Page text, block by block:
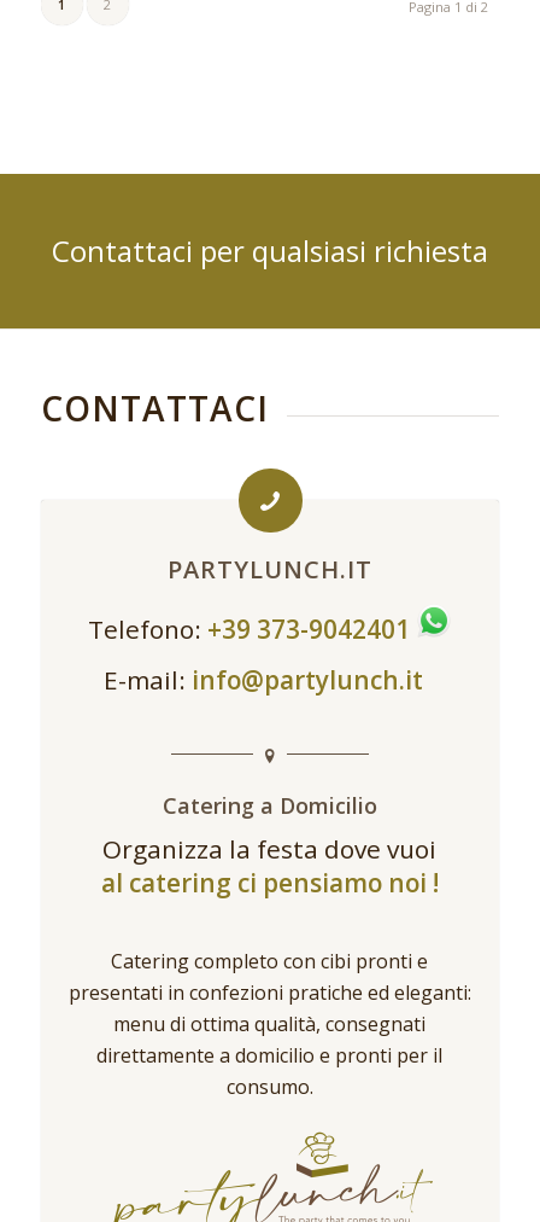
Pagina 1 di 2
1 2
Contattaci per qualsiasi richiesta
CONTATTACI
PARTYLUNCH.IT
Telefono: +39 373-9042401
E-mail: info@partylunch.it
Catering a Domicilio
Organizza la festa dove vuoi
al catering ci pensiamo noi !
Catering completo con cibi pronti e
presentati in confezioni pratiche ed eleganti:
menu di ottima qualità, consegnati
direttamente a domicilio e pronti per il
consumo.